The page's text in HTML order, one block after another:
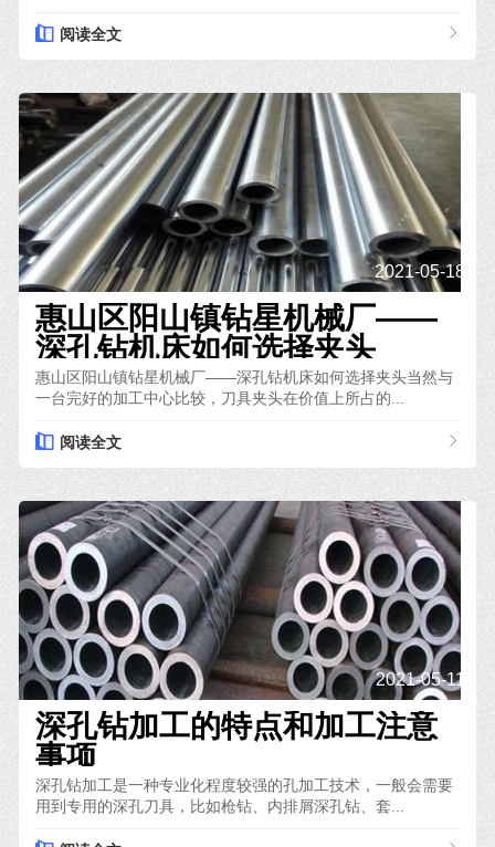
阅读全文
2021-05-18
惠山区阳山镇钻星机械厂——
深孔钻机床如何选择夹头
惠山区阳山镇钻星机械厂——深孔钻机床如何选择夹头当然与
一台完好的加工中心比较，刀具夹头在价值上所占的...
阅读全文
2021-05-11
深孔钻加工的特点和加工注意
事项
深孔钻加工是一种专业化程度较强的孔加工技术，一般会需要
用到专用的深孔刀具，比如枪钻、内排屑深孔钻、套...